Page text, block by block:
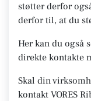
støtter derfor
derfor til, at du
Her kan du også
direkte kontakte
Skal din
kontakt VORES